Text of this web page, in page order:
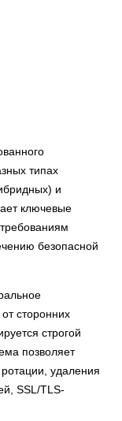
типах
и
ключевые
безопасной
сторонних
строгой
позволяет
удаления
SSL/TLS-